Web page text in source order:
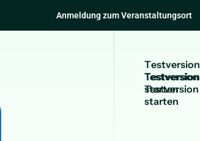
Anmeldung zum Veranstaltungsort
Testversion
Testversion
starten